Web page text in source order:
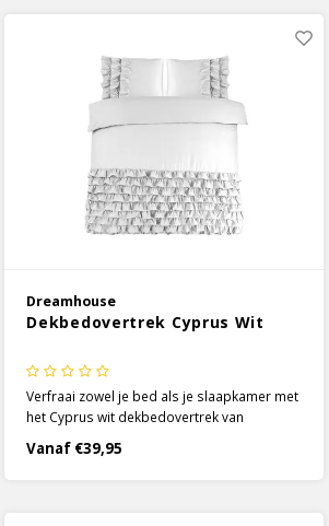
Dreamhouse
Dekbedovertrek Cyprus Wit
Verfraai zowel je bed als je slaapkamer met
het Cyprus wit dekbedovertrek van
dekbedovertrek, en een deel van de
kussenslopen, zitten vol ruches die een
Vanaf €39,95